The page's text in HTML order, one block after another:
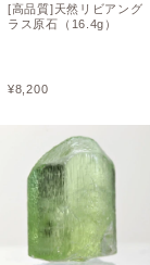
[高品質]天然リビアング
ラス原石（16.4g）
¥8,200